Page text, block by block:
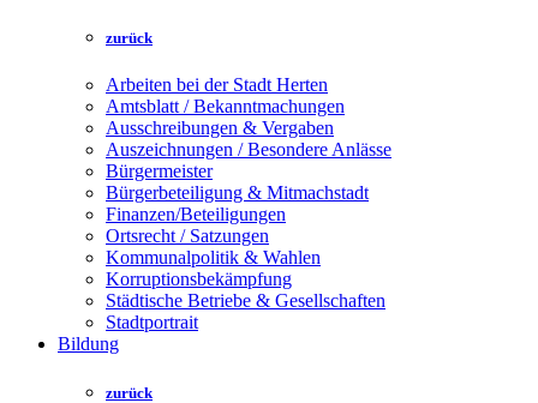
zurück
Arbeiten bei der Stadt Herten
Amtsblatt / Bekanntmachungen
Ausschreibungen & Vergaben
Auszeichnungen / Besondere Anlässe
Bürgermeister
Bürgerbeteiligung & Mitmachstadt
Finanzen/Beteiligungen
Ortsrecht / Satzungen
Kommunalpolitik & Wahlen
Korruptionsbekämpfung
Städtische Betriebe & Gesellschaften
Stadtportrait
Bildung
zurück